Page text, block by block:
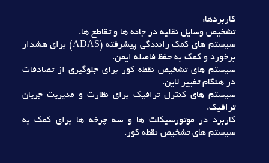
کاربردها:
تشخيص وسايل نقليه در جاده ها و تقاطع ها.
سيستم هاي کمک رانندگي پيشرفته (ADAS) براي هشدار
برخورد و کمک به حفظ فاصله ايمن.
سيستم هاي تشخيص نقطه کور براي جلوگيري از تصادفات
در هنگام تغيير لاين.
سيستم هاي کنترل ترافيک براي نظارت و مديريت جريان
ترافيک.
کاربرد در موتورسيکلت ها و سه چرخه ها براي کمک به
سيستم هاي تشخيص نقطه کور.